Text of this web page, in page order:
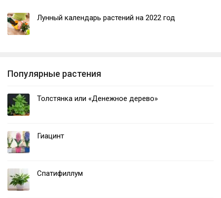
Лунный календарь растений на 2022 год
Популярные растения
Толстянка или «Денежное дерево»
Гиацинт
Спатифиллум